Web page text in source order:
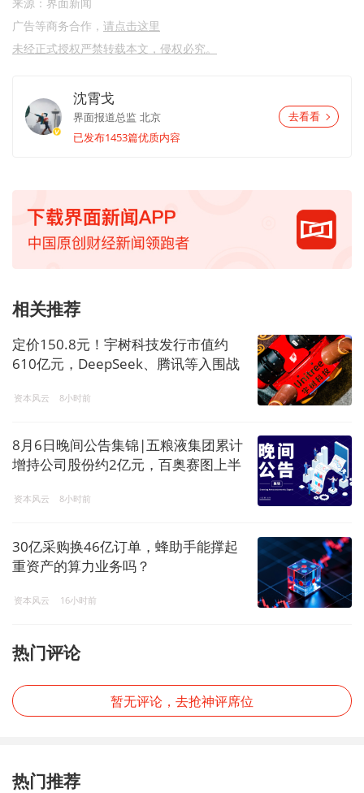
广告等商务合作， 请点击这里
未经正式授权严禁转载本文，侵权必究。
沈霄戈
界面报道总监 北京
已发布1453篇优质内容
去看看
相关推荐
定价150.8元！宇树科技发行市值约
610亿元，DeepSeek、腾讯等入围战
资本风云 8小时前
8月6日晚间公告集锦|五粮液集团累计
增持公司股份约2亿元，百奥赛图上半
星农收到警示函
资本风云 8小时前
30亿采购换46亿订单，蜂助手能撑起
重资产的算力业务吗？
资本风云 16小时前
热门评论
暂无评论，去抢神评席位
热门推荐